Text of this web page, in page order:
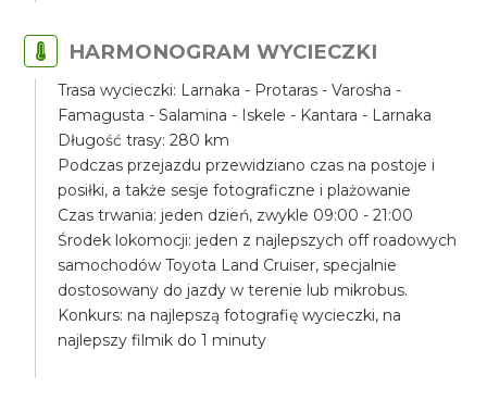
HARMONOGRAM WYCIECZKI
Trasa wycieczki: Larnaka - Protaras - Varosha -
Famagusta - Salamina - Iskele - Kantara - Larnaka
Długość trasy: 280 km
Podczas przejazdu przewidziano czas na postoje i
posiłki, a także sesje fotograficzne i plażowanie
Czas trwania: jeden dzień, zwykle 09:00 - 21:00
Środek lokomocji: jeden z najlepszych off roadowych
samochodów Toyota Land Cruiser, specjalnie
dostosowany do jazdy w terenie lub mikrobus.
Konkurs: na najlepszą fotografię wycieczki, na
najlepszy filmik do 1 minuty